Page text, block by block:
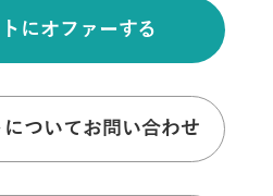
にオファーする
ついてお問い合わせ